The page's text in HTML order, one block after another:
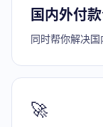
国内外付
同时帮你解决国
🚀